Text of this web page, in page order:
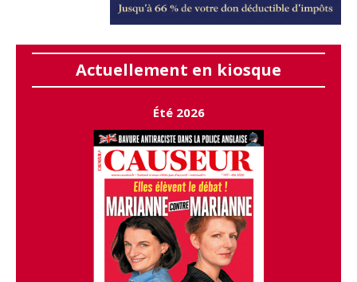
Actuellement en kiosque
Été 2026